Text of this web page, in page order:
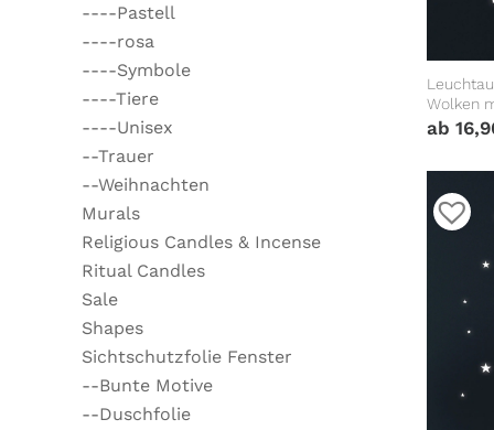
----Pastell
----rosa
----Symbole
----Tiere
----Unisex
--Trauer
--Weihnachten
Murals
Religious Candles & Incense
Ritual Candles
Sale
Shapes
Sichtschutzfolie Fenster
--Bunte Motive
--Duschfolie
Wolken
leuchten
ab